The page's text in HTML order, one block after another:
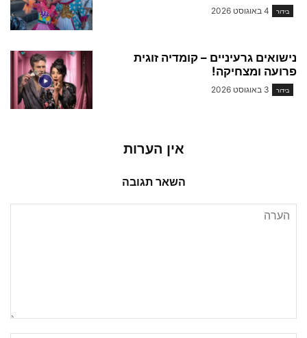
בידור 4 באוגוסט 2026
נישואים גרעיניים – קומדיה זוגית
פרועה ומצחיקה!
בידור 3 באוגוסט 2026
אין הערות
השאר תגובה